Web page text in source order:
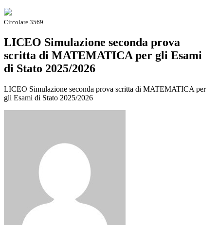
Circolare 3569
LICEO Simulazione seconda prova
scritta di MATEMATICA per gli Esami
di Stato 2025/2026
LICEO Simulazione seconda prova scritta di MATEMATICA per
gli Esami di Stato 2025/2026